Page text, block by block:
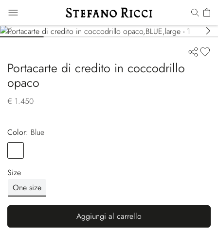
Portacarte di credito in coccodrillo
opaco
€ 1.450
Color:
blue
Size
One size
Aggiungi al carrello